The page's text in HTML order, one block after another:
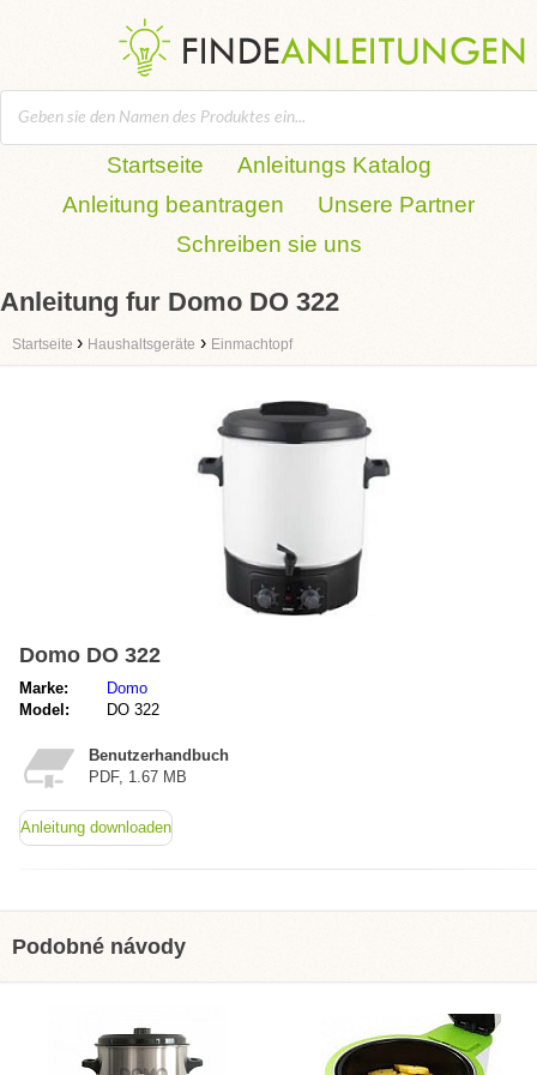
Startseite
Anleitungs Katalog
Anleitung beantragen
Unsere Partner
Schreiben sie uns
Anleitung fur Domo DO 322
Startseite › Haushaltsgeräte › Einmachtopf
Domo DO 322
Marke:
Domo
Model:
DO 322
Benutzerhandbuch
PDF, 1.67 MB
Anleitung downloaden
Podobné návody